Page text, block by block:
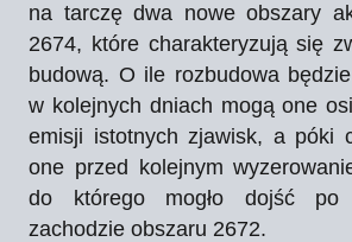
na tarczę dwa nowe obszary
2674, które charakteryzują się
budową. O ile rozbudowa
w kolejnych dniach mogą one
emisji istotnych zjawisk, a póki
one przed kolejnym
do którego mogło dojść po
zachodzie obszaru 2672.